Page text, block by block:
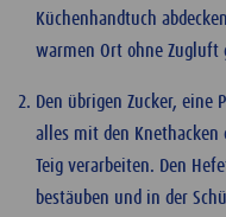
Küchenhandtuch
warmen Ort ohne Zugluft
Den übrigen Zucker, eine
alles mit den Knethacken
Teig verarbeiten. Den
bestäuben und in der